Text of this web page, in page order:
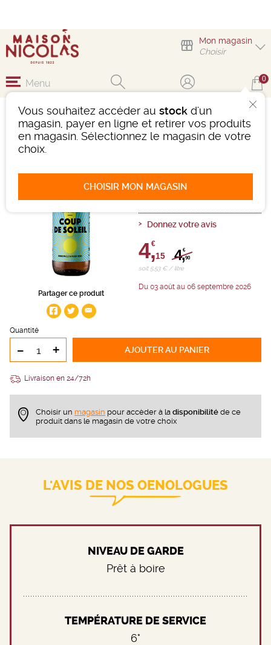
Mon magasin
Choisir
Vous souhaitez accéder au stock d'un
magasin, payer en ligne et retirer vos produits
en magasin. Sélectionnez le magasin de votre
choix.
CHOISIR MON MAGASIN
Menu 0
Partager ce produit
TANDEM COUP
DOUBLE IPA 75 CL
0 avis
Donnez votre avis
4,
€
15 4,€
90
soit 5,53 € / litre
Du 03 août au 06 septembre 2026
Quantité
- + AJOUTERAU PANIER
Livraison en 24/72h
Choisir un magasin pour accèder à la disponibilité de ce
produit dans le magasin de votre choix
L'AVIS DE NOS OENOLOGUES
NIVEAU DE GARDE
Prêt à boire
TEMPÉRATURE DE SERVICE
6°